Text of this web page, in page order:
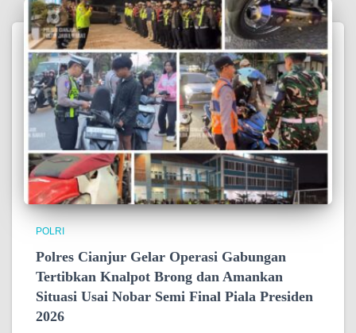
POLRI
Polres Cianjur Gelar Operasi Gabungan
Tertibkan Knalpot Brong dan Amankan
Situasi Usai Nobar Semi Final Piala Presiden
2026